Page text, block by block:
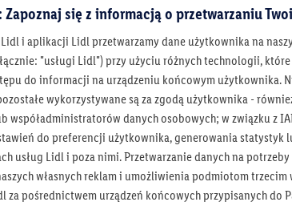
Bądź na
Otrzymuj newsletter
Zapisz się!
się z informacją o przetwarzaniu
i aplikacji Lidl przetwarzamy dane użytkownika na
"usługi Lidl") przy użyciu różnych technologii,
do informacji na urządzeniu końcowym użytkownika.
wykorzystywane są za zgodą użytkownika -
współadministratorów danych osobowych; w związku z
do preferencji użytkownika, generowania statystyk
usług Lidl i poza nimi. Przetwarzanie danych na
własnych reklam i umożliwienia podmiotom
za pośrednictwem urządzeń końcowych przypisanych do